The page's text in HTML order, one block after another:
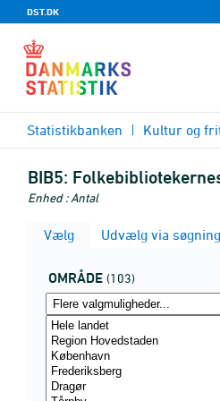
DST.DK
Statistikbanken Kultur og
BIB5:
Enhed : Antal
Vælg Udvælg via søgning
OMRÅDE (103)